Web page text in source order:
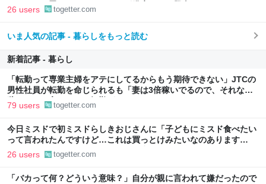
か…？」と尋ねられるイベントが発生して、興奮した
26 users togetter.com
いま人気の記事 - 暮らしをもっと読む
新着記事 - 暮らし
「転勤って専業主婦をアテにしてるからもう期待できない」JTCの
男性社員が転勤を命じられるも「妻は3倍稼いでるので、それなら
辞める」と言ったら、転勤がなくなった
79 users togetter.com
今日ミスドで初ミスドらしきおじさんに「子どもにミスド食べたい
って言われたんですけど…これは買っとけみたいなのあります
か…？」と尋ねられるイベントが発生して、興奮した
26 users togetter.com
「バカって何？どういう意味？」自分が親に言われて嫌だったので